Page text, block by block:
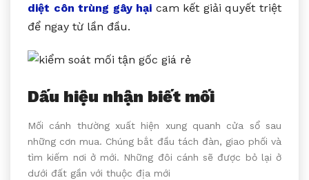
diệt côn trùng gây hại cam kết giải quyết triệt
để ngay từ lần đầu.
Dấu hiệu nhận biết mối
Mối cánh thường xuất hiện xung quanh cửa sổ sau
những cơn mua. Chúng bắt đầu tách đàn, giao phối và
tìm kiếm nơi ở mới. Những đôi cánh sẽ được bỏ lại ở
dưới đất gần với thuộc địa mới